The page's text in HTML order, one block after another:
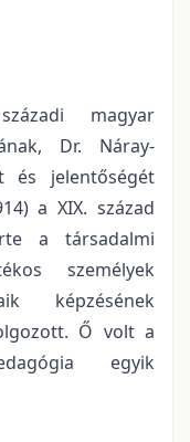
magyar
Dr. Náray-
és jelentőségét
a XIX. század
a társadalmi
személyek
képzésének
Ő volt a
egyik